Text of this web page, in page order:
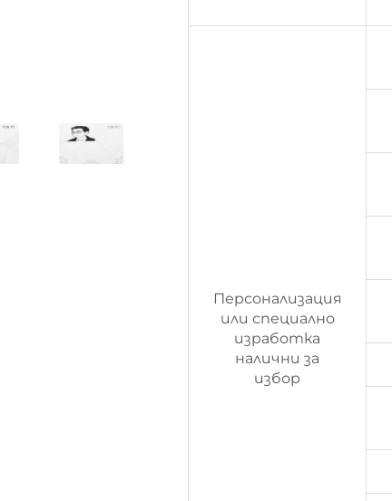
Персонализация
или специално
изработка
налични за
избор